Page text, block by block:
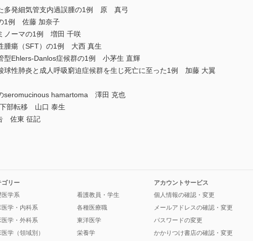
多発細気管支内過誤腫の1例 原 真弓
1例 佐藤 加奈子
ノーマの1例 増田 千咲
腫瘍（SFT）の1例 大西 真生
型Ehlers-Danlos症候群の1例 小茅生 直輝
球性肺炎と成人呼吸窮迫症候群を生じ死亡に至った1例 加藤 大翼
seromucinous hamartoma 澤田 克也
部転移 山口 泰生
佐東 征記
ゴリー
医学系
医学・内科系
医学・外科系
学（領域別）
看護教員・学生
各種医療職
東洋医学
栄養学
アカウントサービス
個人情報の確認・変更
メールアドレスの確認・変更
パスワードの変更
かかりつけ書店の確認・変更